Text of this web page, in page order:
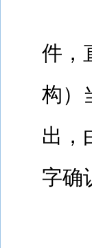
件，
构）
出，
字确